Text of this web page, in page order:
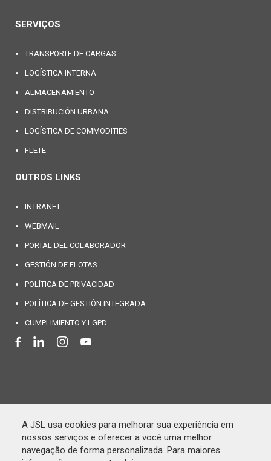
A JSL usa cookies para melhorar sua experiência em
nossos serviços e oferecer a você uma melhor
navegação de forma personalizada. Para maiores
SERVIÇOS
TRANSPORTE DE CARGAS
LOGÍSTICA INTERNA
ALMACENAMIENTO
DISTRIBUCIÓN URBANA
LOGÍSTICA DE COMMODITIES
FLETE
OUTROS LINKS
INTRANET
WEBMAIL
PORTAL DEL COLABORADOR
GESTIÓN DE FLOTAS
POLÍTICA DE PRIVACIDAD
POLÍTICA DE GESTIÓN INTEGRADA
CUMPLIMIENTO Y LGPD